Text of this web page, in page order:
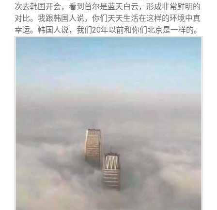
次去韩国开会，看到首尔是蓝天白云，形成非常鲜明的
对比。我跟韩国人说，你们天天生活在这样的环境中真
幸运。韩国人说，我们20年以前和你们北京是一样的。